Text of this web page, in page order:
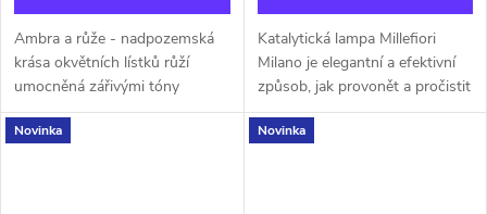
Ambra a růže - nadpozemská
krása okvětních lístků růží
umocněná zářivými tóny
sladkého pomeranče. V základu
se uvolňují vzácné tóny ambry
Katalytická lampa Millefiori
Milano je elegantní a efektivní
způsob, jak provonět a pročistit
váš domov. Tato lampa
kombinuje moderní design s
Novinka Novinka